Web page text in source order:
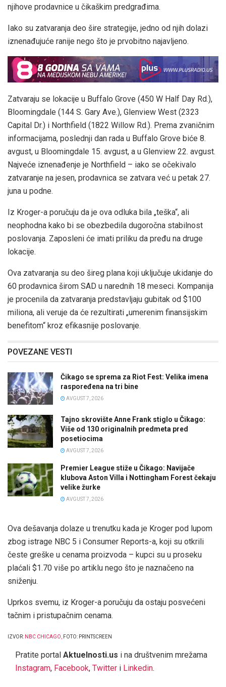
njihove prodavnice u čikaškim predgrađima.
Iako su zatvaranja deo šire strategije, jedno od njih dolazi
iznenađujuće ranije nego što je prvobitno najavljeno.
Zatvaraju se lokacije u Buffalo Grove (450 W Half Day Rd.),
Bloomingdale (144 S. Gary Ave.), Glenview West (2323
Capital Dr.) i Northfield (1822 Willow Rd.). Prema zvaničnim
informacijama, poslednji dan rada u Buffalo Grove biće 8.
avgust, u Bloomingdale 15. avgust, a u Glenview 22. avgust.
Najveće iznenađenje je Northfield – iako se očekivalo
zatvaranje na jesen, prodavnica se zatvara već u petak 27.
juna u podne.
Iz Kroger-a poručuju da je ova odluka bila „teška“, ali
neophodna kako bi se obezbedila dugoročna stabilnost
poslovanja. Zaposleni će imati priliku da pređu na druge
lokacije.
Ova zatvaranja su deo šireg plana koji uključuje ukidanje do
60 prodavnica širom SAD u narednih 18 meseci. Kompanija
je procenila da zatvaranja predstavljaju gubitak od $100
miliona, ali veruje da će rezultirati „umerenim finansijskim
benefitom“ kroz efikasnije poslovanje.
POVEZANE VESTI
Čikago se sprema za Riot Fest: Velika imena
raspoređena na tri bine
AVGUST 7, 2026
Tajno skrovište Anne Frank stiglo u Čikago:
Više od 130 originalnih predmeta pred
posetiocima
AVGUST 7, 2026
Premier League stiže u Čikago: Navijače
klubova Aston Villa i Nottingham Forest čekaju
velike žurke
AVGUST 7, 2026
Ova dešavanja dolaze u trenutku kada je Kroger pod lupom
zbog istrage NBC 5 i Consumer Reports-a, koji su otkrili
česte greške u cenama proizvoda – kupci su u proseku
plaćali $1.70 više po artiklu nego što je naznačeno na
sniženju.
Uprkos svemu, iz Kroger-a poručuju da ostaju posvećeni
tačnim i pristupačnim cenama.
IZVOR: NBC CHICAGO, FOTO: PRINTSCREEN
Pratite portal Aktuelnosti.us i na društvenim mrežama
Instagram, Facebook, Twitter i Linkedin.